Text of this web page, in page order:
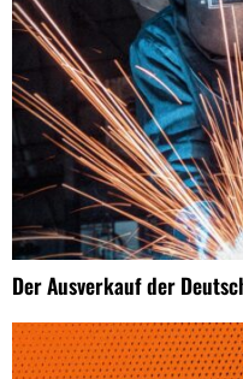
Der Ausverkauf der